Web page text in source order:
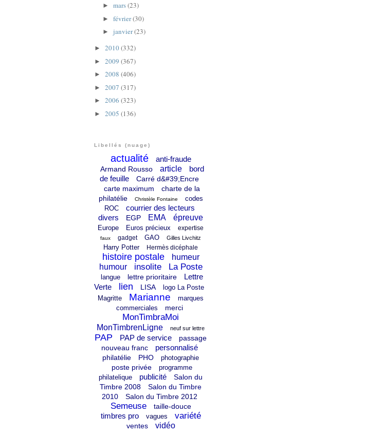
► mars(23)
► février(30)
► janvier(23)
► 2010(332)
► 2009 (367)
► 2008 (406)
► 2007 (317)
► 2006 (323)
► 2005 (136)
Libellés (nuage)
actualité anti-fraude
Armand Rousso article
bord
de feuille
Carré d&#39;Encre
carte maximum
charte de la
philatélie
Christèle Fontaine
codes
ROC
courrier des lecteurs
divers
EGP EMA épreuve
Europe Euros précieux expertise
faux gadget GAO Gilles Livchitz
Harry Potter Hermès dicéphale
histoire postale
humeur
humour
insolite La Poste
langue lettre prioritaire
Lettre
Verte
lien LISA
logo La Poste
Magritte
Marianne
marques
commerciales
merci
MonTimbraMoi
MonTimbrenLigne neuf sur lettre
PAP PAP de service
passage
nouveau franc
personnalisé
philatélie PHO photographie
poste privée
programme
philatelique
publicité
Salon du
Timbre 2008
Salon du Timbre
2010
Salon du Timbre 2012
Semeuse taille-douce
timbres pro vagues variété
ventes vidéo